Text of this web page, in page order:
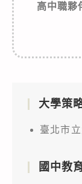
高中職夥
大學策
臺北市
國中教